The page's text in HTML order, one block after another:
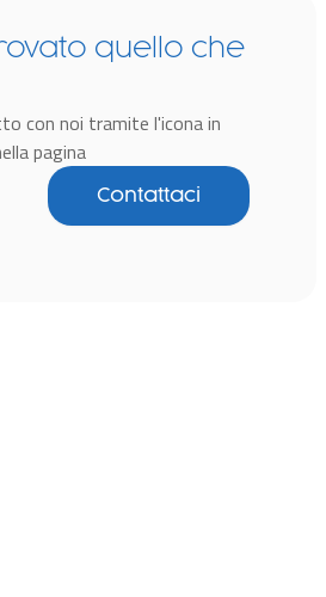
quello che
con noi tramite l'icona in
pagina
Contattaci